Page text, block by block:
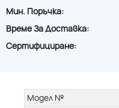
Мин. Поръчка:
Време За Доставка:
Сертифициране:
Модел №